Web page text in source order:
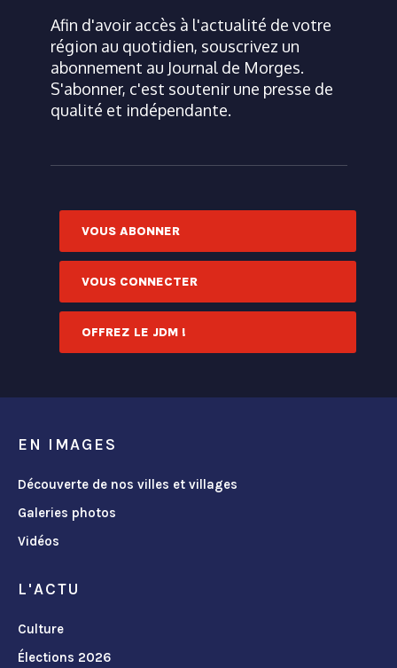
Afin d'avoir accès à l'actualité de votre
région au quotidien, souscrivez un
abonnement au Journal de Morges.
S'abonner, c'est soutenir une presse de
qualité et indépendante.
VOUS ABONNER
VOUS CONNECTER
OFFREZ LE JDM !
EN IMAGES
Découverte de nos villes et villages
Galeries photos
Vidéos
L'ACTU
Culture
Élections 2026